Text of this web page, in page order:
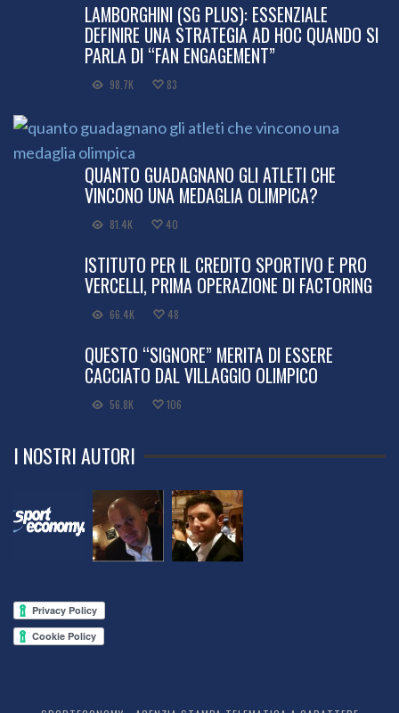
LAMBORGHINI (SG PLUS): ESSENZIALE
DEFINIRE UNA STRATEGIA AD HOC QUANDO SI
PARLA DI “FAN ENGAGEMENT”
98.7K 83
QUANTO GUADAGNANO GLI ATLETI CHE
VINCONO UNA MEDAGLIA OLIMPICA?
81.4K 40
ISTITUTO PER IL CREDITO SPORTIVO E PRO
VERCELLI, PRIMA OPERAZIONE DI FACTORING
66.4K 48
QUESTO “SIGNORE” MERITA DI ESSERE
CACCIATO DAL VILLAGGIO OLIMPICO
56.8K 106
I NOSTRI AUTORI